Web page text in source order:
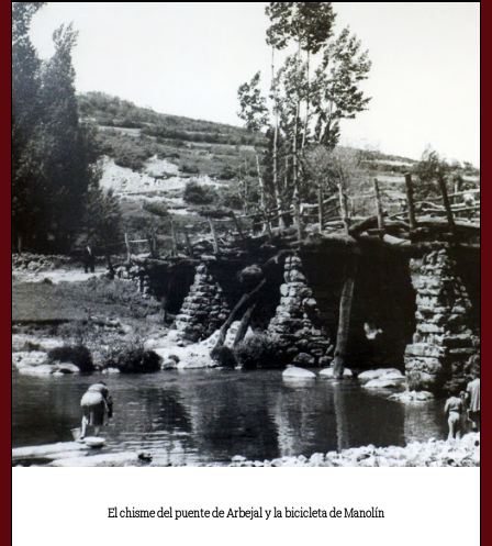
El chisme del puente de Arbejal y la bicicleta de Manolín